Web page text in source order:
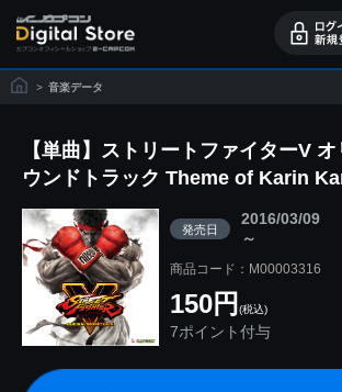
> 音楽データ
【単曲】ストリートファイターV
ウンドトラック Theme of Karin
発売日
2016/03/09
～
商品コード：M00003316
150円 (税込)
7ポイント付与